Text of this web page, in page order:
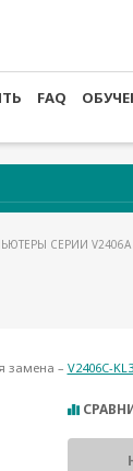
FAQ
СЕРИИ V2406A
замена – V2406C-